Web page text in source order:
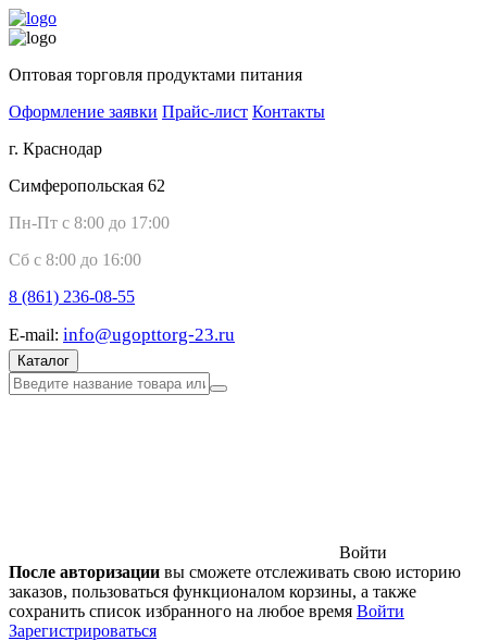
Оптовая торговля продуктами питания
Оформление заявки Прайс-лист Контакты
г. Краснодар
Симферопольская 62
Пн-Пт с 8:00 до 17:00
Сб с 8:00 до 16:00
8 (861) 236-08-55
E-mail: info@ugopttorg-23.ru
Каталог
Войти
После авторизации вы сможете отслеживать свою историю
заказов, пользоваться функционалом корзины, а также
сохранить список избранного на любое время Войти
Зарегистрироваться